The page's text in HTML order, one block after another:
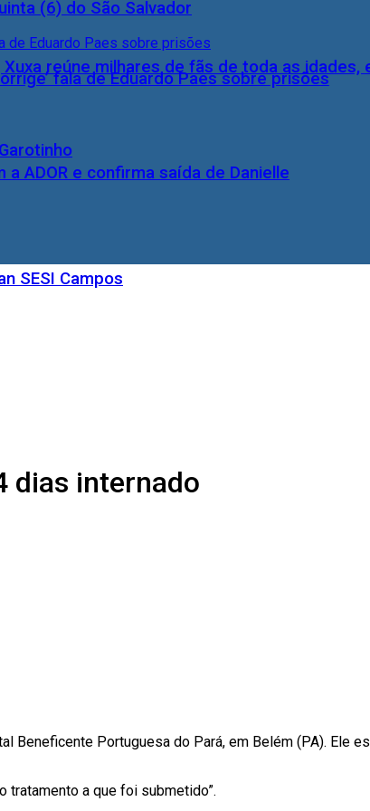
reúne milhares de fãs de toda as idades,
ADOR e confirma saída de Danielle
SESI Campos
(6) do São Salvador
fala de Eduardo Paes sobre prisões
dias internado
Beneficente Portuguesa do Pará, em Belém (PA). Ele
tratamento a que foi submetido”.